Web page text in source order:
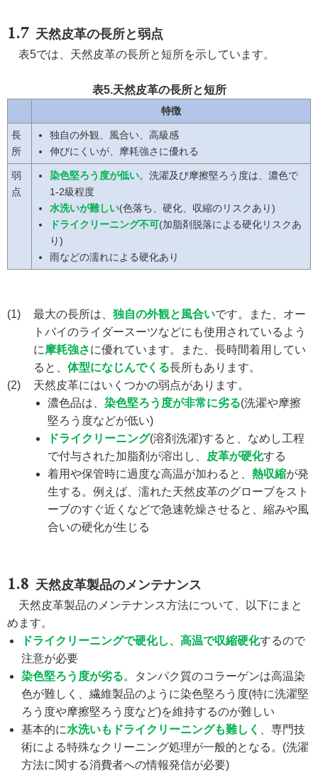
天然皮革の長所と弱点
表5では、天然皮革の長所と短所を示しています。
表5.天然皮革の長所と短所
特徴
長
所
独自の外観、風合い、高級感
伸びにくいが、摩耗強さに優れる
弱
点
染色堅ろう度が低い。洗濯及び摩擦堅ろう度は、濃色で
1-2級程度
水洗いが難しい(色落ち、硬化、収縮のリスクあり)
ドライクリーニング不可(加脂剤脱落による硬化リスクあ
り)
雨などの濡れによる硬化あり
最大の長所は、 独自の外観と風合いです。また、オー
トバイのライダースーツなどにも使用されているよう
に摩耗強さに優れています。また、長時間着用してい
ると、 体型になじんでくる長所もあります。
天然皮革にはいくつかの弱点があります。
濃色品は、 染色堅ろう度が非常に劣る(洗濯や摩擦
堅ろう度などが低い)
ドライクリーニング(溶剤洗濯)すると、なめし工程
で付与された加脂剤が溶出し、
皮革が硬化する
着用や保管時に過度な高温が加わると、 熱収縮が発
生する。例えば、濡れた天然皮革のグローブをスト
ーブのすぐ近くなどで急速乾燥させると、縮みや風
合いの硬化が生じる
天然皮革製品のメンテナンス
天然皮革製品のメンテナンス方法について、以下にまと
めます。
ドライクリーニングで硬化し、高温で収縮硬化するので
注意が必要
染色堅ろう度が劣る。タンパク質のコラーゲンは高温染
色が難しく、繊維製品のように染色堅ろう度(特に洗濯堅
ろう度や摩擦堅ろう度など)を維持するのが難しい
基本的に水洗いもドライクリーニングも難しく
、専門技
術による特殊なクリーニング処理が一般的となる。(洗濯
方法に関する消費者への情報発信が必要)